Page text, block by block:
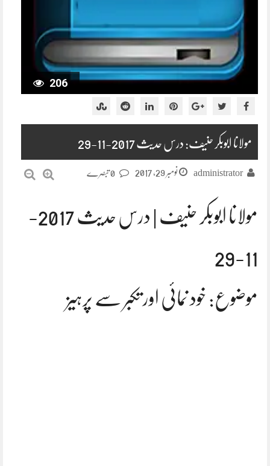
206
مولانا ابوبکر حنیف: درس حدیث 2017-11-29
administrator نومبر 29, 2017
مولانا ابوبکر حنیف | درس حدیث 2017-
11-29
موضوع: خود نمائی اور تکبر سے پرہیز